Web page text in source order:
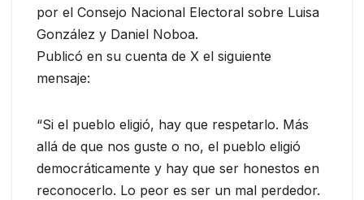
por el Consejo Nacional Electoral sobre Luisa
González y Daniel Noboa.
Publicó en su cuenta de X el siguiente
mensaje:
“Si el pueblo eligió, hay que respetarlo. Más
allá de que nos guste o no, el pueblo eligió
democráticamente y hay que ser honestos en
reconocerlo. Lo peor es ser un mal perdedor.